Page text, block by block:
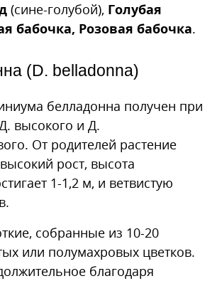
(сине-голубой), Голубая
бабочка, Розовая бабочка.
(D. belladonna)
белладонна получен при
высокого и Д.
От родителей растение
рост, высота
1-1,2 м, и ветвистую
собранные из 10-20
или полумахровых цветков.
благодаря